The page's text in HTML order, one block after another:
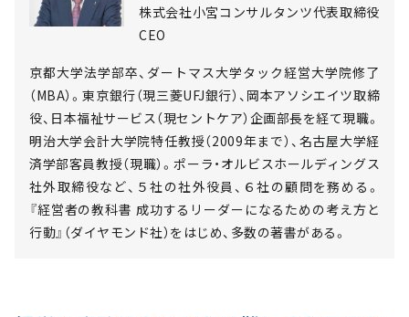
株式会社小宮コンサルタンツ代表取締役
CEO
京都大学法学部卒、ダートマス大学タック経営大学院修了
（MBA）。東京銀行（現三菱UFJ銀行）、岡本アソシエイツ取締
役、日本福祉サービス（現セントケア）企画部長を経て現職。
明治大学会計大学院特任教授（2009年まで）、名古屋大学経
済学部客員教授（現職）。ポーラ・オルビスホールディングス
社外取締役など、５社の社外役員、６社の顧問を務める。
『経営者の教科書 成功するリーダーになるための考え方と
行動』（ダイヤモンド社）をはじめ、多数の著書がある。